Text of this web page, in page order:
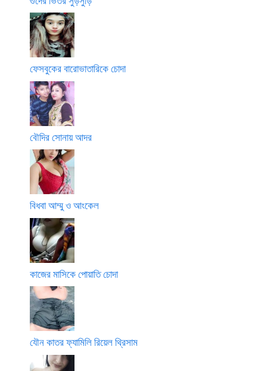
ফেসবুকের বারোভাতারিকে চোদা
বৌদির সোনায় আদর
বিধবা আম্মু ও আংকেল
কাজের মাসিকে পোয়াতি চোদা
যৌন কাতর ফ্যামিলি রিয়েল থ্রিসাম